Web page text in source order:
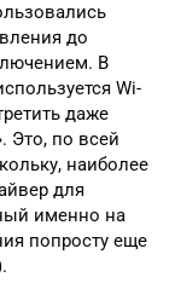
до
В
Wi-
даже
Это, по всей
наиболее
для
именно на
попросту еще